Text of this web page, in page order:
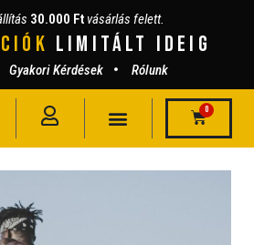
30.000 Ft vásárlás felett.
lIMITÁLT IDEIG
Gyakori Kérdések Rólunk
0